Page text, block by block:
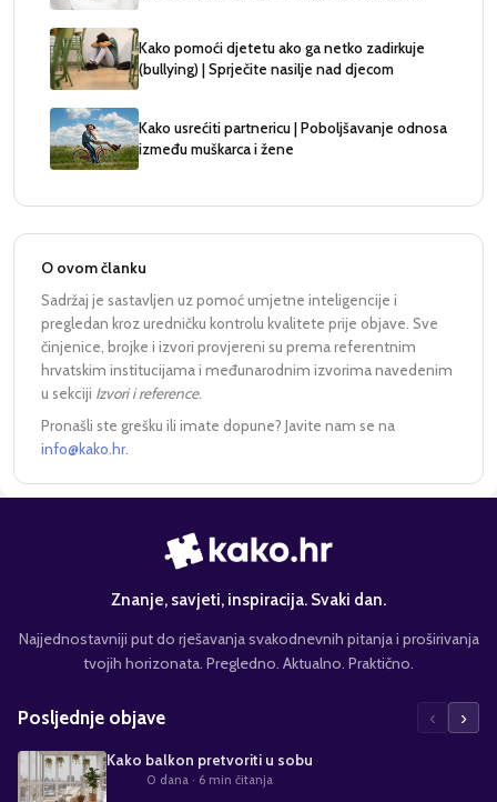
Kako pomoći djetetu ako ga netko zadirkuje
(bullying) | Sprječite nasilje nad djecom
Kako usrećiti partnericu | Poboljšavanje odnosa
između muškarca i žene
O ovom članku
Sadržaj je sastavljen uz pomoć umjetne inteligencije i
pregledan kroz uredničku kontrolu kvalitete prije objave. Sve
činjenice, brojke i izvori provjereni su prema referentnim
hrvatskim institucijama i međunarodnim izvorima navedenim
u sekciji Izvori i reference.
Pronašli ste grešku ili imate dopune? Javite nam se na
info@kako.hr
Znanje, savjeti, inspiracija. Svaki dan.
Najjednostavniji put do rješavanja svakodnevnih pitanja i proširivanja
tvojih horizonata. Pregledno. Aktualno. Praktično.
Posljednje objave ‹ ›
Kako balkon pretvoriti u sobu
0 dana · 6 min čitanja